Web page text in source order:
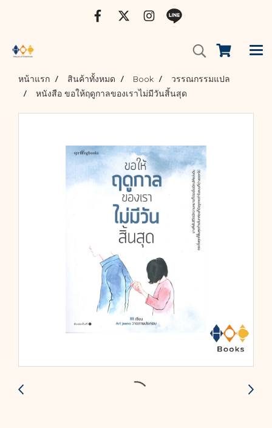
หน้าแรก สินค้าทั้งหมด Book
วรรณกรรมแปล
หนังสือ ขอให้ฤดูกาลของเราไม่มีวันสิ้นสุด